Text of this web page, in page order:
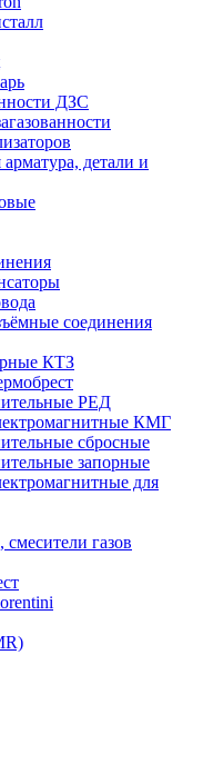
ДЗС
детали и
соединения
КТЗ
РЕД
КМГ
сбросные
запорные
для
смесители газов